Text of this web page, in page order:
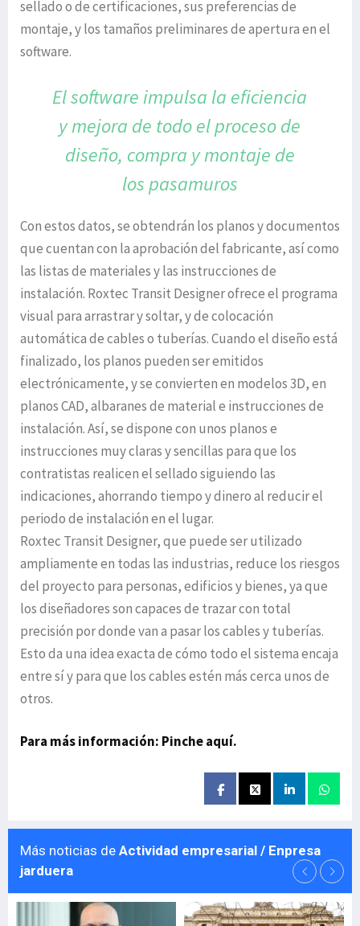
sellado o de certificaciones, sus preferencias de
montaje, y los tamaños preliminares de apertura en el
software.
El software impulsa la eficiencia
y mejora de todo el proceso de
diseño, compra y montaje de
los pasamuros
Con estos datos, se obtendrán los planos y documentos
que cuentan con la aprobación del fabricante, así como
las listas de materiales y las instrucciones de
instalación. Roxtec Transit Designer ofrece el programa
visual para arrastrar y soltar, y de colocación
automática de cables o tuberías. Cuando el diseño está
finalizado, los planos pueden ser emitidos
electrónicamente, y se convierten en modelos 3D, en
planos CAD, albaranes de material e instrucciones de
instalación. Así, se dispone con unos planos e
instrucciones muy claras y sencillas para que los
contratistas realicen el sellado siguiendo las
indicaciones, ahorrando tiempo y dinero al reducir el
periodo de instalación en el lugar.
Roxtec Transit Designer, que puede ser utilizado
ampliamente en todas las industrias, reduce los riesgos
del proyecto para personas, edificios y bienes, ya que
los diseñadores son capaces de trazar con total
precisión por donde van a pasar los cables y tuberías.
Esto da una idea exacta de cómo todo el sistema encaja
entre sí y para que los cables estén más cerca unos de
otros.
Para más información: Pinche aquí.
Más noticias de Actividad empresarial / Enpresa
jarduera